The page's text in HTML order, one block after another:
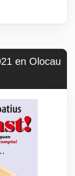
en Olocau